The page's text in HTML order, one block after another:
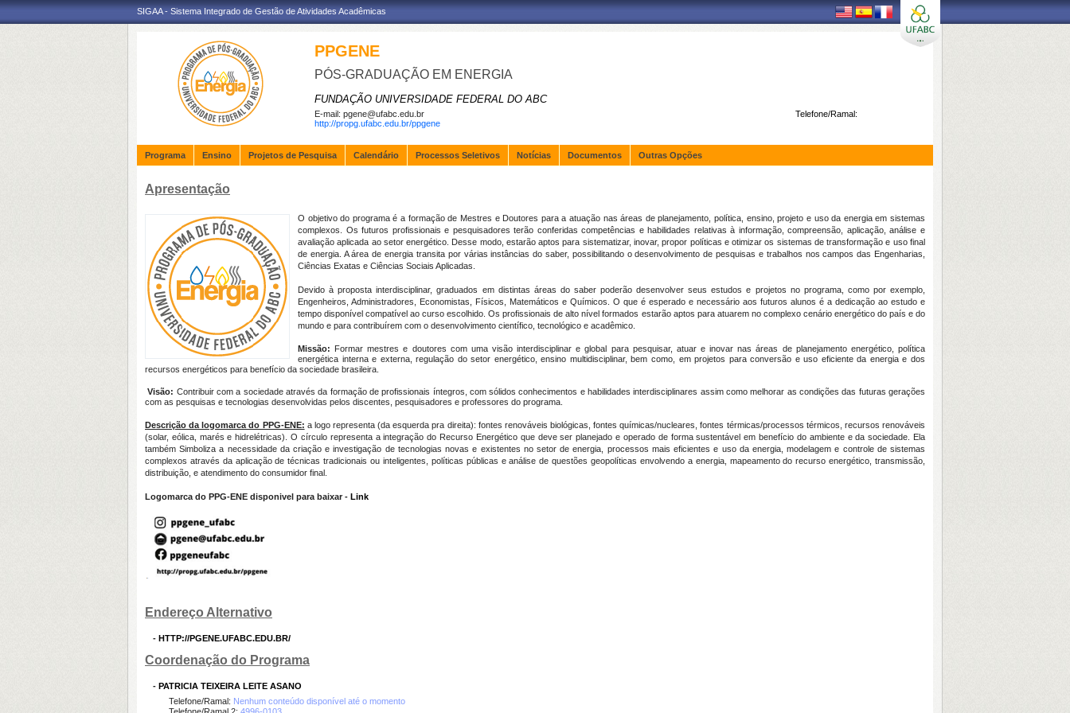
SIGAA - Sistema Integrado de Gestão de Atividades Acadêmicas
PPGENE
PÓS-GRADUAÇÃO EM ENERGIA
FUNDAÇÃO UNIVERSIDADE FEDERAL DO ABC
Telefone/Ramal:
E-mail: pgene@ufabc.edu.br
http://propg.ufabc.edu.br/ppgene
Programa Ensino Projetos de Pesquisa Calendário Processos Seletivos Notícias Documentos Outras Opções
Apresentação
O objetivo do programa é a formação de Mestres e Doutores para a atuação nas áreas de planejamento, política, ensino, projeto e uso da energia em sistemas
complexos. Os futuros profissionais e pesquisadores terão conferidas competências e habilidades relativas à informação, compreensão, aplicação, análise e
avaliação aplicada ao setor energético. Desse modo, estarão aptos para sistematizar, inovar, propor políticas e otimizar os sistemas de transformação e uso final
de energia. A área de energia transita por várias instâncias do saber, possibilitando o desenvolvimento de pesquisas e trabalhos nos campos das Engenharias,
Ciências Exatas e Ciências Sociais Aplicadas.
Devido à proposta interdisciplinar, graduados em distintas áreas do saber poderão desenvolver seus estudos e projetos no programa, como por exemplo,
Engenheiros, Administradores, Economistas, Físicos, Matemáticos e Químicos. O que é esperado e necessário aos futuros alunos é a dedicação ao estudo e
tempo disponível compatível ao curso escolhido. Os profissionais de alto nível formados estarão aptos para atuarem no complexo cenário energético do país e do
mundo e para contribuírem com o desenvolvimento científico, tecnológico e acadêmico.
Missão: Formar mestres e doutores com uma visão interdisciplinar e global para pesquisar, atuar e inovar nas áreas de planejamento energético, política
energética interna e externa, regulação do setor energético, ensino multidisciplinar, bem como, em projetos para conversão e uso eficiente da energia e dos
recursos energéticos para benefício da sociedade brasileira.
Visão: Contribuir com a sociedade através da formação de profissionais íntegros, com sólidos conhecimentos e habilidades interdisciplinares assim como melhorar as condições das futuras gerações
com as pesquisas e tecnologias desenvolvidas pelos discentes, pesquisadores e professores do programa.
Descrição da logomarca do PPG-ENE: a logo representa (da esquerda pra direita): fontes renováveis biológicas, fontes químicas/nucleares, fontes térmicas/processos térmicos, recursos renováveis
(solar, eólica, marés e hidrelétricas). O círculo representa a integração do Recurso Energético que deve ser planejado e operado de forma sustentável em benefício do ambiente e da sociedade. Ela
também Simboliza a necessidade da criação e investigação de tecnologias novas e existentes no setor de energia, processos mais eficientes e uso da energia, modelagem e controle de sistemas
complexos através da aplicação de técnicas tradicionais ou inteligentes, políticas públicas e análise de questões geopolíticas envolvendo a energia, mapeamento do recurso energético, transmissão,
distribuição, e atendimento do consumidor final.
Logomarca do PPG-ENE disponivel para baixar - Link
Endereço Alternativo
- HTTP://PGENE.UFABC.EDU.BR/
Coordenação do Programa
- PATRICIA TEIXEIRA LEITE ASANO
Telefone/Ramal: Nenhum conteúdo disponível até o momento